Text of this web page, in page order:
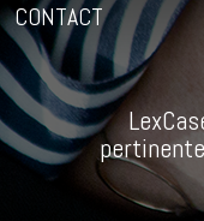
CONTACT